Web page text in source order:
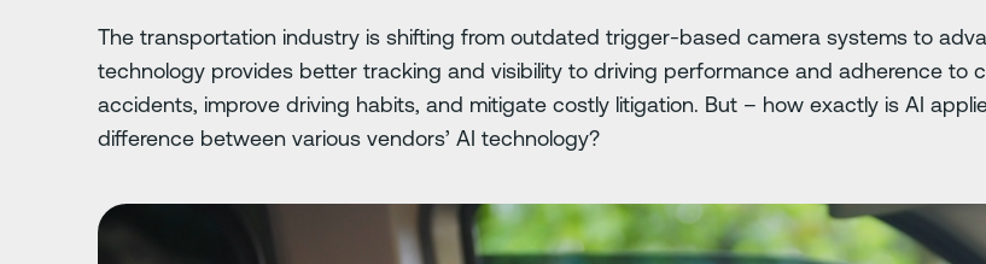
The transportation industry is shifting from outdated trigger-based camera systems to
technology provides better tracking and visibility to driving performance and adherence to
accidents, improve driving habits, and mitigate costly litigation. But – how exactly is AI
difference between various vendors’ AI technology?